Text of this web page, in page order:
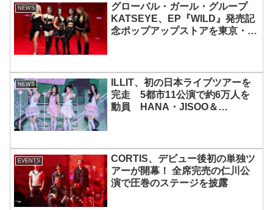
NEWS
グローバル・ガール・グループ
KATSEYE、EP『WILD』発売記
念ポップアップストアを東京・原
NEWS
ILLIT、初の日本ライブツアーを
完走 5都市11公演で約6万人を
動員 HANA・JISOO＆
EVENTS
CORTIS、デビュー後初の単独ツ
アーが開幕！ 全席完売の仁川公
演で圧巻のステージを披露